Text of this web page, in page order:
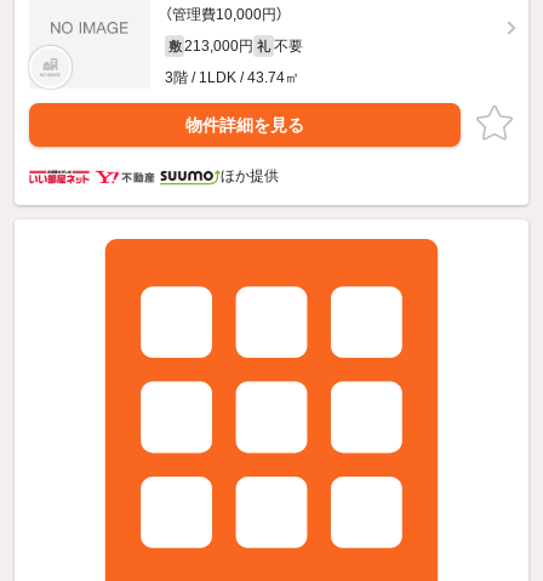
（管理費10,000円）
敷 213,000円 礼 不要
3階 / 1LDK / 43.74㎡
物件詳細を見る
ほか提供